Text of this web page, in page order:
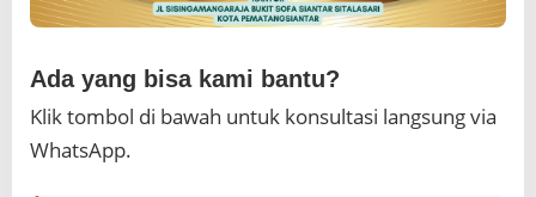
Ada yang bisa kami bantu?
Klik tombol di bawah untuk konsultasi langsung via
WhatsApp.